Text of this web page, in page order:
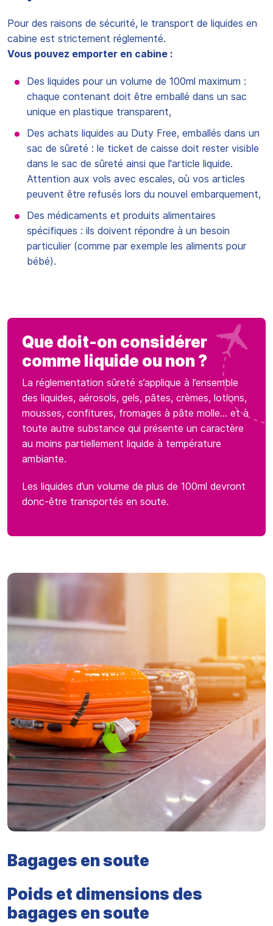
Pour des raisons de sécurité, le transport de liquides en
cabine est strictement réglementé.
Vous pouvez emporter en cabine :
Des liquides pour un volume de 100ml maximum :
chaque contenant doit être emballé dans un sac
unique en plastique transparent,
Des achats liquides au Duty Free, emballés dans un
sac de sûreté : le ticket de caisse doit rester visible
dans le sac de sûreté ainsi que l'article liquide.
Attention aux vols avec escales, où vos articles
peuvent être refusés lors du nouvel embarquement,
Des médicaments et produits alimentaires
spécifiques : ils doivent répondre à un besoin
particulier (comme par exemple les aliments pour
bébé).
Que doit-on considérer
comme liquide ou non ?
La réglementation sûreté s’applique à l’ensemble
des liquides, aérosols, gels, pâtes, crèmes, lotions,
mousses, confitures, fromages à pâte molle… et à
toute autre substance qui présente un caractère
au moins partiellement liquide à température
ambiante.
Les liquides d’un volume de plus de 100ml devront
donc-être transportés en soute.
Bagages en soute
Poids et dimensions des
bagages en soute